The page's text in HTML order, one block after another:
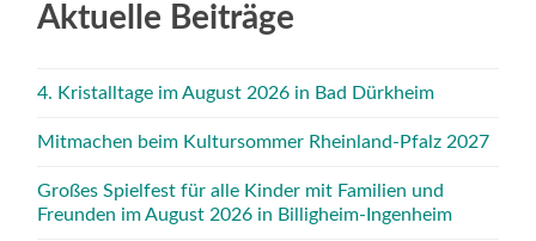
Aktuelle Beiträge
4. Kristalltage im August 2026 in Bad Dürkheim
Mitmachen beim Kultursommer Rheinland-Pfalz 2027
Großes Spielfest für alle Kinder mit Familien und
Freunden im August 2026 in Billigheim-Ingenheim